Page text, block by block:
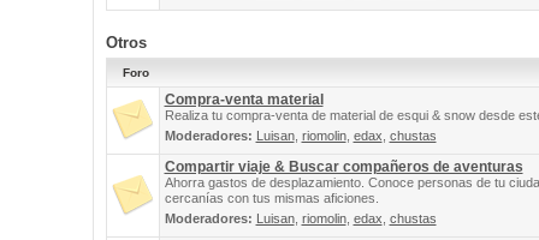
Otros
Foro
Compra-venta material
Realiza tu compra-venta de material de esqui & snow desde
Moderadores: Luisan, riomolin, edax chustas
Compartir viaje & Buscar compañeros de aventuras
Ahorra gastos de desplazamiento. Conoce personas de tu
cercanías con tus mismas aficiones.
Moderadores: Luisan, riomolin, edax chustas